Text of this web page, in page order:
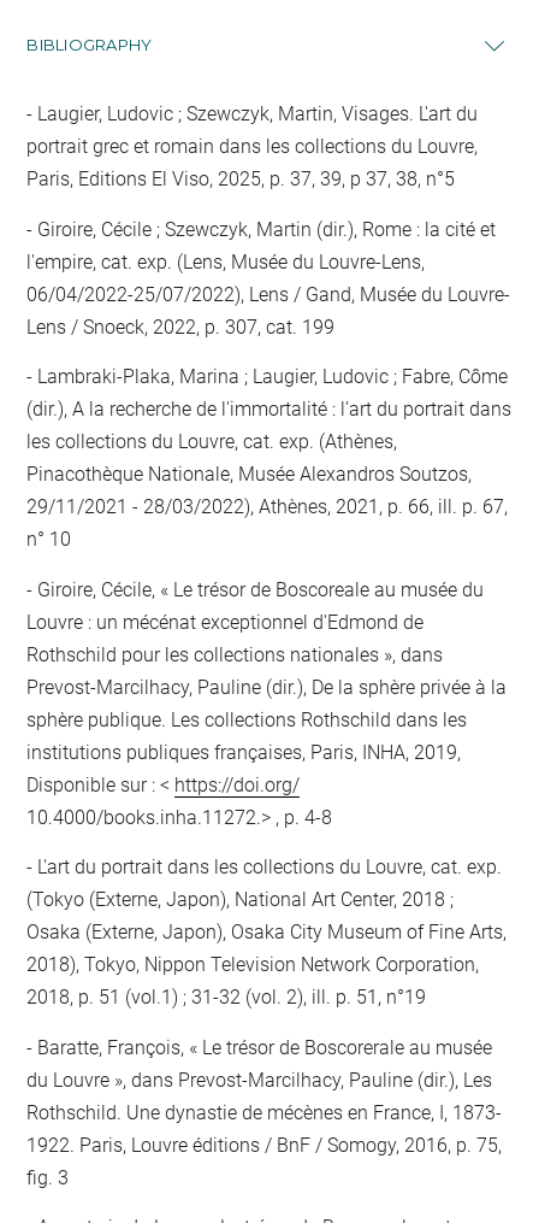
BIBLIOGRAPHY
Laugier, Ludovic ; Szewczyk, Martin, Visages. L'art du
portrait grec et romain dans les collections du Louvre,
Paris, Editions El Viso, 2025, p. 37, 39, p 37, 38, n°5
Giroire, Cécile ; Szewczyk, Martin (dir.), Rome : la cité et
l'empire, cat. exp. (Lens, Musée du Louvre-Lens,
06/04/2022-25/07/2022), Lens / Gand, Musée du Louvre-
Lens / Snoeck, 2022, p. 307, cat. 199
Lambraki-Plaka, Marina ; Laugier, Ludovic ; Fabre, Côme
(dir.), A la recherche de l'immortalité : l'art du portrait dans
les collections du Louvre, cat. exp. (Athènes,
Pinacothèque Nationale, Musée Alexandros Soutzos,
29/11/2021 - 28/03/2022), Athènes, 2021, p. 66, ill. p. 67,
n° 10
Giroire, Cécile, « Le trésor de Boscoreale au musée du
Louvre : un mécénat exceptionnel d'Edmond de
Rothschild pour les collections nationales », dans
Prevost-Marcilhacy, Pauline (dir.), De la sphère privée à la
sphère publique. Les collections Rothschild dans les
institutions publiques françaises, Paris, INHA, 2019,
Disponible sur : < https://doi.org/
10.4000/books.inha.11272.> , p. 4-8
L'art du portrait dans les collections du Louvre, cat. exp.
(Tokyo (Externe, Japon), National Art Center, 2018 ;
Osaka (Externe, Japon), Osaka City Museum of Fine Arts,
2018), Tokyo, Nippon Television Network Corporation,
2018, p. 51 (vol.1) ; 31-32 (vol. 2), ill. p. 51, n°19
Baratte, François, « Le trésor de Boscorerale au musée
du Louvre », dans Prevost-Marcilhacy, Pauline (dir.), Les
Rothschild. Une dynastie de mécènes en France, I, 1873-
1922. Paris, Louvre éditions / BnF / Somogy, 2016, p. 75,
fig. 3